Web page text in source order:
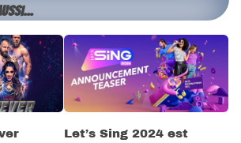
Let’s Sing 2024 est